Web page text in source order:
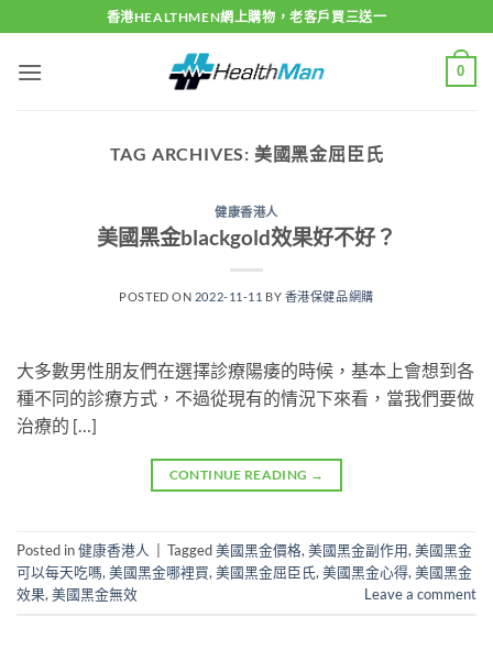
to
content
香港HEALTHMEN網上購物，老客戶買三送一
0
TAG ARCHIVES: 美國黑金屈臣氏
健康香港人
美國黑金blackgold效果好不好？
POSTED ON 2022-11-11 BY 香港保健品網購
大多數男性朋友們在選擇診療陽痿的時候，基本上會想到各
種不同的診療方式，不過從現有的情況下來看，當我們要做
治療的 […]
CONTINUE READING →
Posted in健康香港人 Tagged美國黑金價格, 美國黑金副作用, 美國黑金
可以每天吃嗎, 美國黑金哪裡買, 美國黑金屈臣氏, 美國黑金心得, 美國黑金
效果, 美國黑金無效 Leave a comment